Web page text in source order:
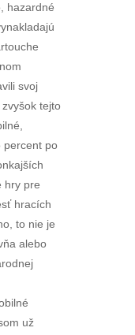
hazardné
svoj
tejto
percent po
hry pre
hracích
to nie je
alebo
už